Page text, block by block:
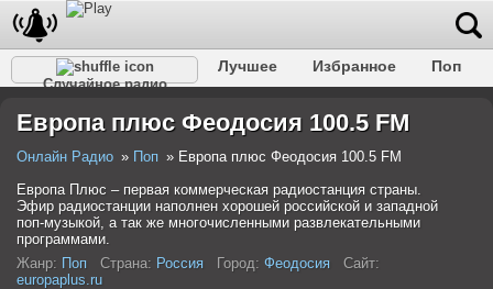
Случайное радио
Лучшее Избранное
Поп
Разговорное
Рэп Транс Дип-хаус
Фолк
Европа плюс Феодосия 100.5 FM
Онлайн Радио Поп
Европа плюс Феодосия 100.5 FM
Европа Плюс – первая коммерческая радиостанция страны.
Эфир радиостанции наполнен хорошей российской и западной
поп-музыкой, а так же многочисленными развлекательными
программами.
Жанр: Поп Страна: Россия Город: Феодосия
Сайт:
europaplus.ru